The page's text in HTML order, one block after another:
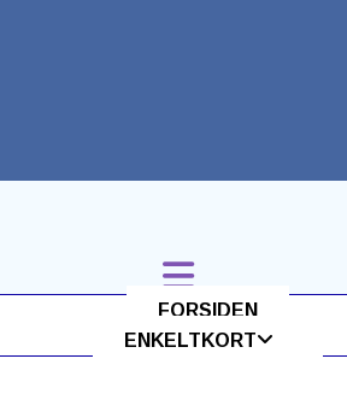
FORSIDEN
ENKELTKORT